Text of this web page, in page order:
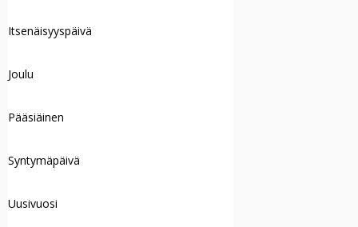
Itsenäisyyspäivä
Joulu
Pääsiäinen
Syntymäpäivä
Uusivuosi